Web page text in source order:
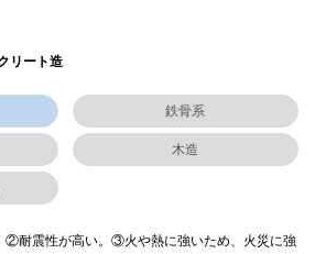
リート造
鉄骨系
木造
耐震性が高い。③火や熱に強いため、火災に強